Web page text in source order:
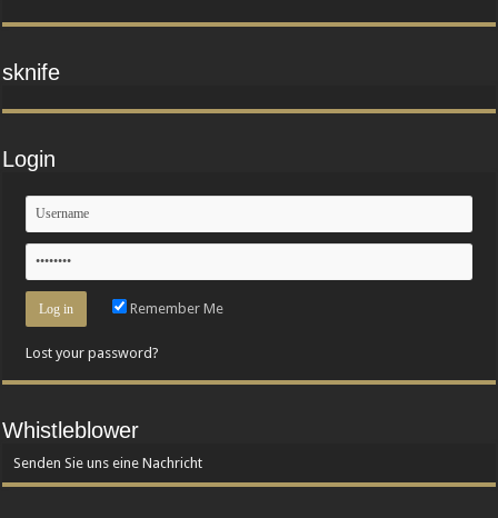
sknife
Login
Remember Me
Lost your password?
Whistleblower
Senden Sie uns eine Nachricht